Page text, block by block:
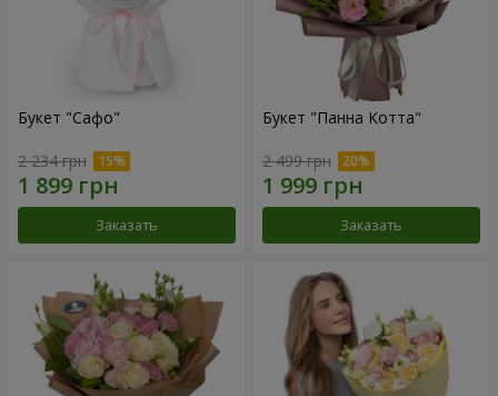
Букет "Сафо"
2 234 грн
Заказать
Букет "Панна Котта"
2 499 грн
Заказать